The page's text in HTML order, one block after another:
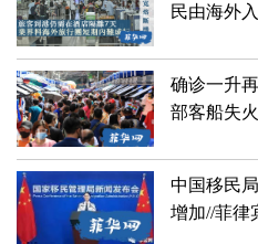
民由海外
确诊一升
部客船失
中国移民
增加//菲律